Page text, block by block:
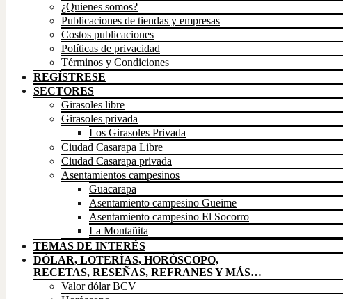
¿Quienes somos?
Publicaciones de tiendas y empresas
Costos publicaciones
Políticas de privacidad
Términos y Condiciones
REGÍSTRESE
SECTORES
Girasoles libre
Girasoles privada
Los Girasoles Privada
Ciudad Casarapa Libre
Ciudad Casarapa privada
Asentamientos campesinos
Guacarapa
Asentamiento campesino Gueime
Asentamiento campesino El Socorro
La Montañita
TEMAS DE INTERÉS
DÓLAR, LOTERÍAS, HORÓSCOPO,
RECETAS, RESEÑAS, REFRANES Y MÁS…
Valor dólar BCV